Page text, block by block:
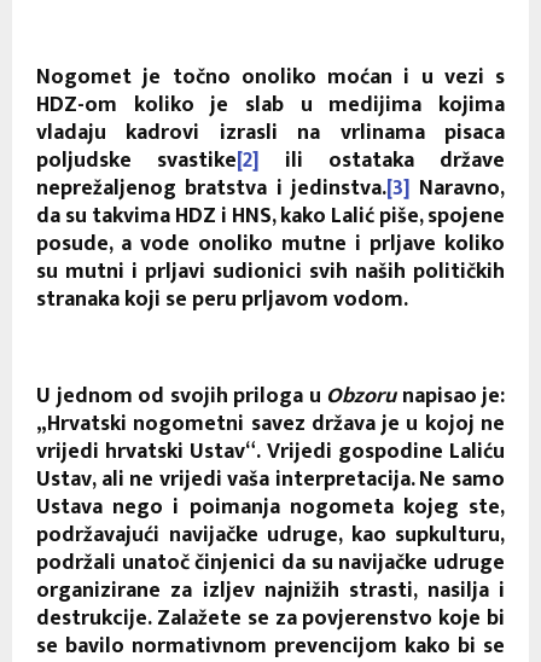
Nogomet je točno onoliko moćan i u vezi s
HDZ-om koliko je slab u medijima kojima
vladaju kadrovi izrasli na vrlinama pisaca
poljudske svastike[2] ili ostataka države
neprežaljenog bratstva i jedinstva.[3] Naravno,
da su takvima HDZ i HNS, kako Lalić piše, spojene
posude, a vode onoliko mutne i prljave koliko
su mutni i prljavi sudionici svih naših političkih
stranaka koji se peru prljavom vodom.
U jednom od svojih priloga u Obzorunapisao je:
„Hrvatski nogometni savez država je u kojoj ne
vrijedi hrvatski Ustav“. Vrijedi gospodine Laliću
Ustav, ali ne vrijedi vaša interpretacija. Ne samo
Ustava nego i poimanja nogometa kojeg ste,
podržavajući navijačke udruge, kao supkulturu,
podržali unatoč činjenici da su navijačke udruge
organizirane za izljev najnižih strasti, nasilja i
destrukcije. Zalažete se za povjerenstvo koje bi
se bavilo normativnom prevencijom kako bi se